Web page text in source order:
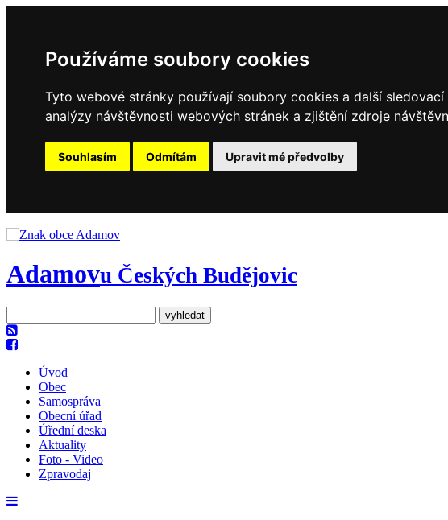
Používáme soubory cookies
Tyto webové stránky používají soubory cookies a další
analýzy návštěvnosti webových stránek a zjištění zdroje
Souhlasím Odmítám Upravit mé předvolby
Adamovu Českých Budějovic
Úvod
Obec
Samospráva
Obecní úřad
Úřední deska
Aktuality
Foto - Video
Zpravodaj